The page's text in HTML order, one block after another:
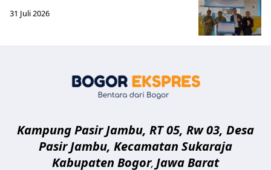
31 Juli 2026
Kampung Pasir Jambu, RT 05, Rw 03, Desa
Pasir Jambu, Kecamatan Sukaraja
Kabupaten Bogor, Jawa Barat